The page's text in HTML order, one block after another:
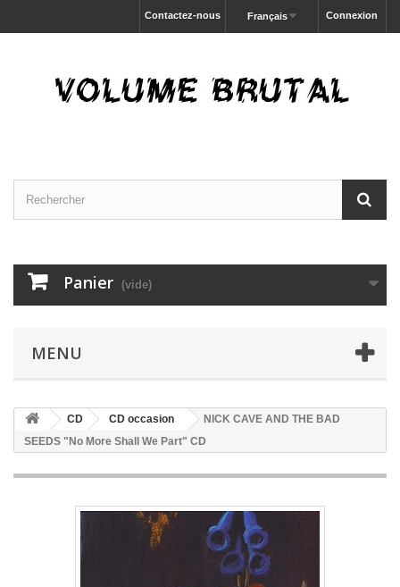
Connexion
Français
Contactez-nous
Panier (vide)
MENU
CD CD occasion
NICK CAVE AND THE BAD
SEEDS "No More Shall We Part" CD